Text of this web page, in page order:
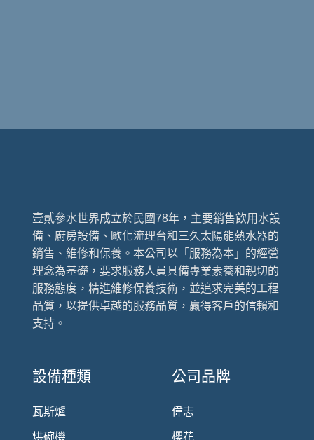
壹貳參水世界成立於民國78年，主要銷售飲用水設
備、廚房設備、歐化流理台和三久太陽能熱水器的
銷售、維修和保養。本公司以「服務為本」的經營
理念為基礎，要求服務人員具備專業素養和親切的
服務態度，精進維修保養技術，並追求完美的工程
品質，以提供卓越的服務品質，贏得客戶的信賴和
支持。
設備種類
瓦斯爐
烘碗機
公司品牌
偉志
櫻花